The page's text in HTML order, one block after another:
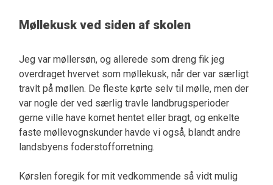
Møllekusk ved siden af skolen
Jeg var møllersøn, og allerede som dreng fik jeg
overdraget hvervet som møllekusk, når der var særligt
travlt på møllen. De fleste kørte selv til mølle, men der
var nogle der ved særlig travle landbrugsperioder
gerne ville have kornet hentet eller bragt, og enkelte
faste møllevognskunder havde vi også, blandt andre
landsbyens foderstofforretning.
Kørslen foregik for mit vedkommende så vidt mulig